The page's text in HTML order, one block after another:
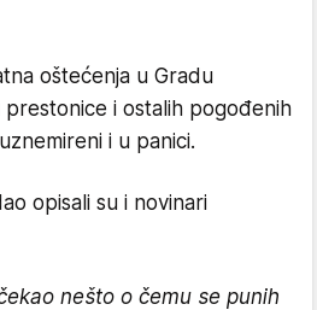
oštećenja u Gradu
prestonice i ostalih pogođenih
i u panici.
opisali su i novinari
nešto o čemu se punih